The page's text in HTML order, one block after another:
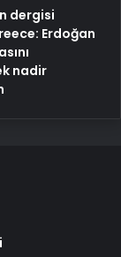
dergisi
Erdoğan
nadir